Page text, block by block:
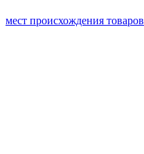
мест происхождения товаров